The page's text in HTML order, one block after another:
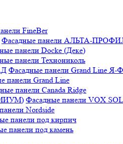
FineBer
Фасадные панели АЛЬТА-
панели Docke (Деке)
панели Технониколь
Фасадные панели Grand Line
панели Grand Line
панели Canada Ridge
Фасадные панели VOX
Nordside
панели под кирпич
панели под камень